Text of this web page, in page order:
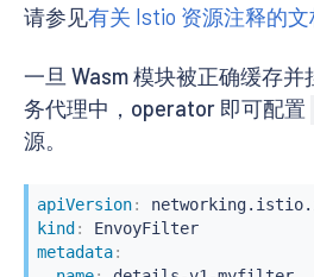
请参见有关 Istio 资源注释的文
一旦 Wasm 模块被正确缓存
务代理中，operator 即可配置
源。
apiVersion:
kind :
EnvoyFilter
metadata: